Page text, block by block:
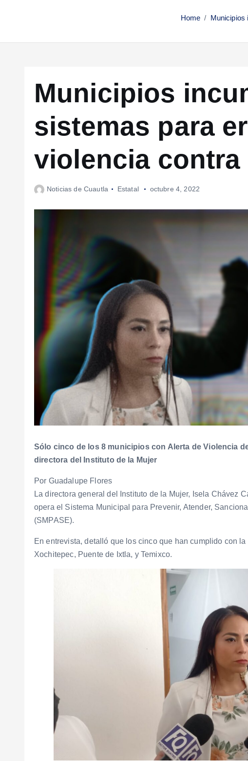
Home Municipios
Municipios
sistemas para
violencia contra
Noticias de Cuautla Estatal octubre 4, 2022
Sólo cinco de los 8 municipios con Alerta de Violencia
directora del Instituto de la Mujer
Por Guadalupe Flores
La directora general del Instituto de la Mujer, Isela Chávez
opera el Sistema Municipal para Prevenir, Atender,
(SMPASE).
En entrevista, detalló que los cinco que han cumplido con
Xochitepec, Puente de Ixtla, y Temixco.